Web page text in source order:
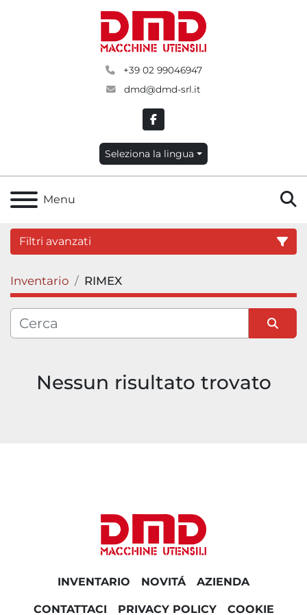
+39 02 99046947
dmd@dmd-srl.it
facebook
Seleziona la lingua
Menu
Filtri avanzati
Categoria
Condizione
Inventario RIMEX
Nessun risultato trovato
INVENTARIO NOVITÁ AZIENDA
CONTATTACI PRIVACY POLICY COOKIE